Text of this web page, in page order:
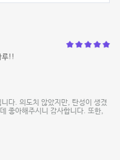
루!!
다. 의도치 않았지만, 탄성이 생겼
좋아해주시니 감사합니다. 또한,